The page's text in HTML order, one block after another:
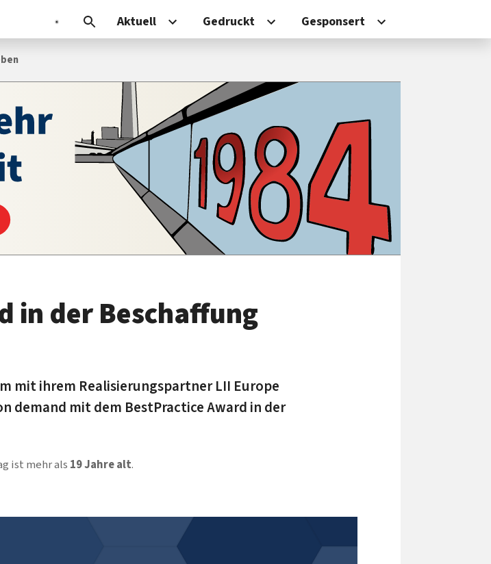
Aktuell Gedruckt Gesponsert
in der Beschaffung
mit ihrem Realisierungspartner LII Europe
demand mit dem BestPractice Award in der
ist mehr als 19 Jahre alt.